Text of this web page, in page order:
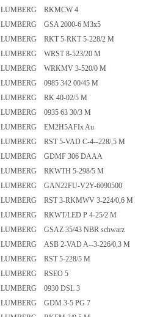
LUMBERG RKMCW 4
LUMBERG GSA 2000-6 M3x5
LUMBERG RKT 5-RKT 5-228/2 M
LUMBERG WRST 8-523/20 M
LUMBERG WRKMV 3-520/0 M
LUMBERG 0985 342 00/45 M
LUMBERG RK 40-02/5 M
LUMBERG 0935 63 30/3 M
LUMBERG EM2H5AFIx Au
LUMBERG RST 5-VAD C-4--228/,5 M
LUMBERG GDMF 306 DAAA
LUMBERG RKWTH 5-298/5 M
LUMBERG GAN22FU-V2Y-6090500
LUMBERG RST 3-RKMWV 3-224/0,6 M
LUMBERG RKWT/LED P 4-25/2 M
LUMBERG GSAZ 35/43 NBR schwarz
LUMBERG ASB 2-VAD A--3-226/0,3 M
LUMBERG RST 5-228/5 M
LUMBERG RSEO 5
LUMBERG 0930 DSL 3
LUMBERG GDM 3-5 PG 7